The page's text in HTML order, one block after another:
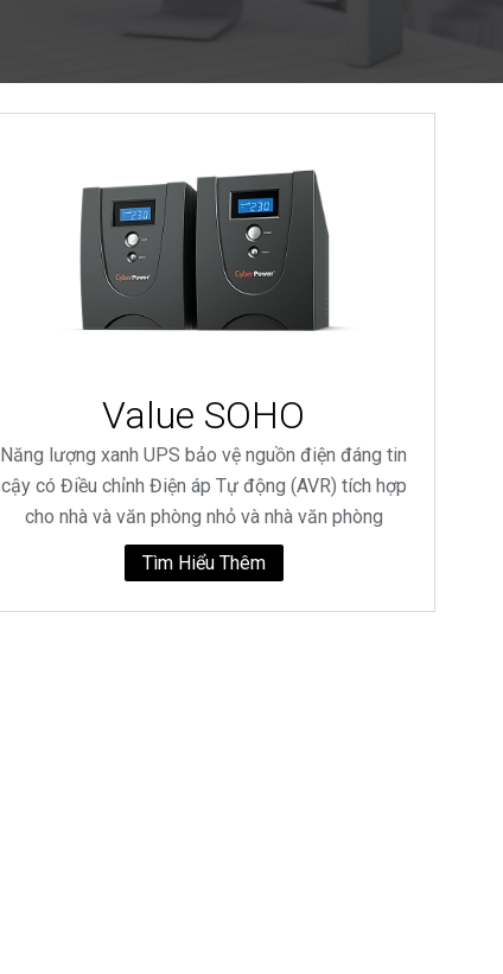
Value SOHO
Năng lượng xanh UPS bảo vệ nguồn điện đáng tin
cậy có Điều chỉnh Điện áp Tự động (AVR) tích hợp
cho nhà và văn phòng nhỏ và nhà văn phòng
Tìm Hiểu Thêm